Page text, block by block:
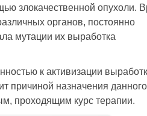
злокачественной опухоли.
органов, постоянно
мутации их выработка
к активизации
причиной назначения данного
проходящим курс терапии.